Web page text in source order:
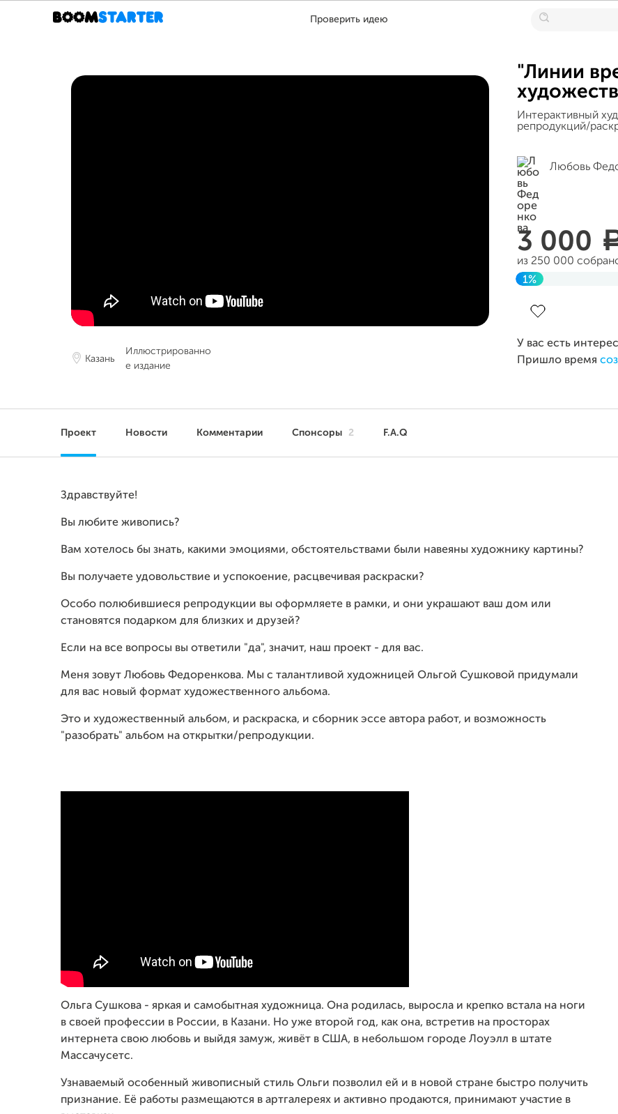
Проверить идею
Казань
Иллюстрированно
е издание
"Линии
Интерактивный
репродукций/
Любовь
3 000
из 250 000
1%
У вас есть
Пришло время
Проект Новости Комментарии Спонсоры 2 F.A.Q
Здравствуйте!
Вы любите живопись?
Вам хотелось бы знать, какими эмоциями, обстоятельствами были навеяны художнику картины?
Вы получаете удовольствие и успокоение, расцвечивая раскраски?
Особо полюбившиеся репродукции вы оформляете в рамки, и они украшают ваш дом или
становятся подарком для близких и друзей?
Если на все вопросы вы ответили "да", значит, наш проект - для вас.
Меня зовут Любовь Федоренкова. Мы с талантливой художницей Ольгой Сушковой придумали
для вас новый формат художественного альбома.
Это и художественный альбом, и раскраска, и сборник эссе автора работ, и возможность
"разобрать" альбом на открытки/репродукции.
Ольга Сушкова - яркая и самобытная художница. Она родилась, выросла и крепко встала на ноги
в своей профессии в России, в Казани. Но уже второй год, как она, встретив на просторах
интернета свою любовь и выйдя замуж, живёт в США, в небольшом городе Лоуэлл в штате
Массачусетс.
Узнаваемый особенный живописный стиль Ольги позволил ей и в новой стране быстро получить
признание. Её работы размещаются в артгалереях и активно продаются, принимают участие в